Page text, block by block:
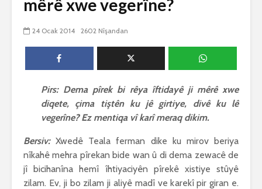
mêrê xwe vegerîne?
24 Ocak 2014 2602 Nîşandan
Pirs: Dema pîrek bi rêya îftidayê ji mêrê xwe
diqete, çima tiştên ku jê girtiye, divê ku lê
vegerîne? Ez mentiqa vî karî meraq dikim.
Bersiv:Xwedê Teala ferman dike ku mirov beriya
nîkahê mehra pîrekan bide wan û di dema zewacê de
jî bicihanîna hemî îhtiyaciyên pîrekê xistiye stûyê
zilam. Ev, ji bo zilam ji aliyê madî ve karekî pir giran e.
2543 Nîşandan
Him kişandina
cigareyê him jî
xwarinên birûn ji bo
tendirustiya
Gelo hukmê li ser
her duyan wek hev
e?
3067 Nîşandan
teqez
bike û
çêbike?